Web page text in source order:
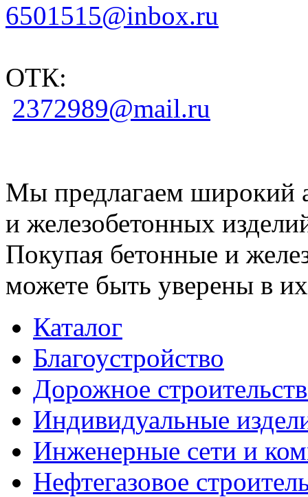
6501515@inbox.ru
ОТК:
2372989@mail.ru
Мы предлагаем широкий
и железобетонных
Покупая бетонные и
можете быть уверены в их
Каталог
Благоустройство
Дорожное
Индивидуальные
Инженерные сети и
Нефтегазовое